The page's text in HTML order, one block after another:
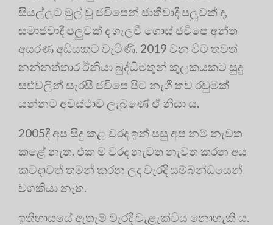
සියල්ලට මුල් වූ ජවිපෙන් ජාතිවාදී පලුවක් ද,
සමාජවාදී පලුවක් ද ගැලවී ගොස් ජවිපෙ අන්ත
අසරණ අඩියකට වැටිණි. 2019 වන විට තවත්
නන්නත්තාර ඊනියා බුද්ධිමතුන් කුලකයකට සුදු
සළුවලින් සැරසී ජවිපෙ පිට නැගී තව රවුමක්
යන්නට අවස්ථාව ලැබුණේ ඒ නිසා ය.
2005දී අප සිදු කළ වරද ඉන් පසු අප නම් නැවත
කළේ නැත. එක ම වරද නැවත නැවත කරන අය
කවදාවත් තමන් කරන ලද වැරදි සම්බන්ධයෙන්
වගකියා නැත.
ඉතිහාසයේ ඇතැම් වැරදි වැළැක්විය නොහැකි ය.